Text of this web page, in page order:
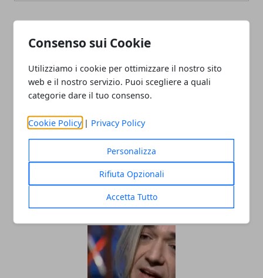
Consenso sui Cookie
Utilizziamo i cookie per ottimizzare il nostro sito
web e il nostro servizio. Puoi scegliere a quali
categorie dare il tuo consenso.
Cookie Policy | Privacy Policy
Personalizza
Rifiuta Opzionali
Accetta Tutto
ARTICOLI CORRELATI
Diventare influencer: una guida
completa
24/01/2024